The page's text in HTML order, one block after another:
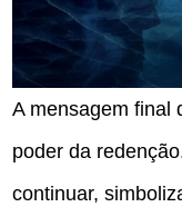
A mensagem final
poder da
continuar,